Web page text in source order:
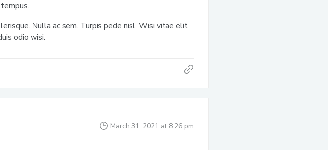
Nulla ac sem. Turpis pede nisl. Wisi vitae elit
odio wisi.
March 31, 2021 at 8:26 pm